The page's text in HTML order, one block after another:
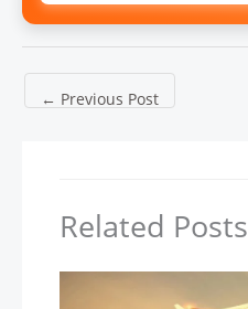
← Previous Post
Related Posts